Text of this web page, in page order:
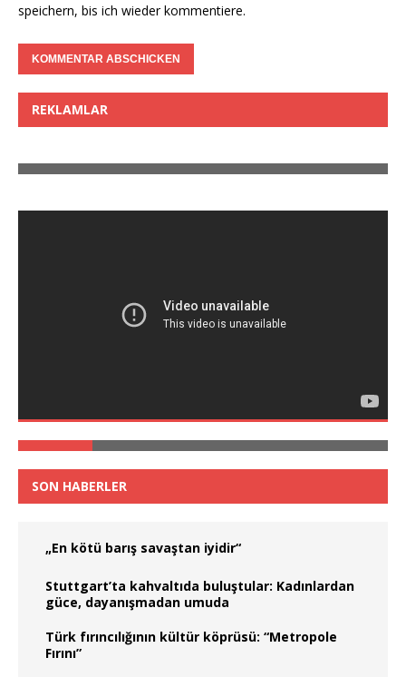
speichern, bis ich wieder kommentiere.
REKLAMLAR
SON HABERLER
„En kötü barış savaştan iyidir“
Stuttgart’ta kahvaltıda buluştular: Kadınlardan
güce, dayanışmadan umuda
Türk fırıncılığının kültür köprüsü: “Metropole
Fırını”